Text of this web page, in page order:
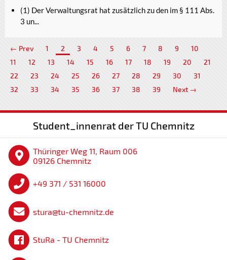
(1) Der Verwaltungsrat hat zusätzlich zu den im § 111 Abs.
3 un...
← Prev 1 2 3 4 5 6 7 8 9
10
11
12 13 14 15 16 17 18 19 20
21
22
23 24 25 26 27 28 29 30
31
32
33 34 35 36 37 38 39 Next →
Student_innenrat der TU Chemnitz
Thüringer Weg 11, Raum 006
09126 Chemnitz
+49 371 / 531 16000
stura@tu-chemnitz.de
StuRa - TU Chemnitz